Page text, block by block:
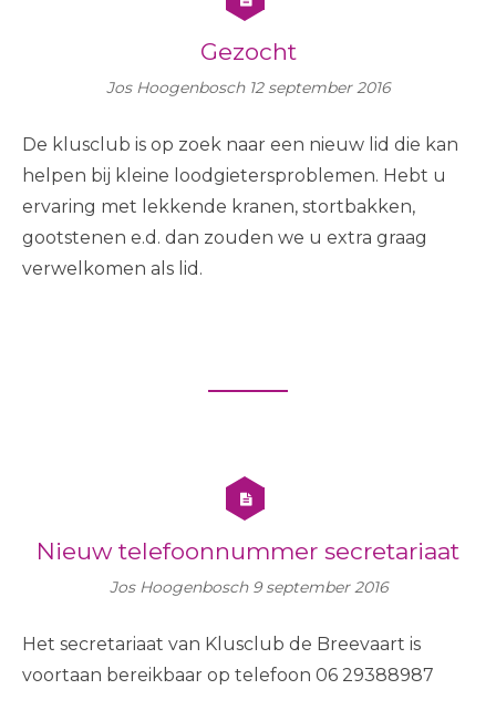
Gezocht
Jos Hoogenbosch 12 september 2016
De klusclub is op zoek naar een nieuw lid die kan
helpen bij kleine loodgietersproblemen. Hebt u
ervaring met lekkende kranen, stortbakken,
gootstenen e.d. dan zouden we u extra graag
verwelkomen als lid.
Nieuw telefoonnummer secretariaat
Jos Hoogenbosch 9 september 2016
Het secretariaat van Klusclub de Breevaart is
voortaan bereikbaar op telefoon 06 29388987